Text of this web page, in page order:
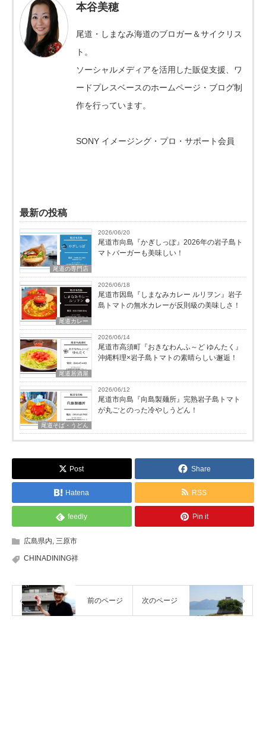
本谷美穂
尾道・しまなみ海道のブロガー＆サイクリス
ト。
ソーシャルメディアを活用した販促支援、ワ
ードプレスベースのホームページ・ブログ制
作を行っています。
SONY イメージング・プロ・サポート会員
最新の投稿
尾道の専門店
2026/06/20
尾道市向島『かぎしっぽ』2026年の岩子島ト
マトバーガーも美味しい！
尾道カレー
2026/06/18
尾道市因島『しまなみカレー ルリヲン』岩子
島トマトの無水カレーが反則級の美味しさ！
尾道居酒屋
2026/06/14
尾道市高須町『おきなわんふ～ど ゆんたく』
沖縄料理×岩子島トマトの素晴らしい邂逅！
尾道そば・うどん
2026/06/12
尾道市向島『向島製麺所』完熟岩子島トマト
が丸ごとのった冷やしうどん！
Post Share
Hatena RSS
feedly Pin it
広島県内, 三原市
CHINADINING祥
前のページ 次のページ